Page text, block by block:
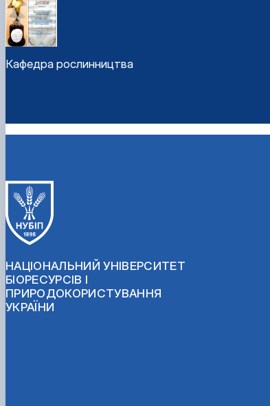
Кафедра рослинництва
НАЦІОНАЛЬНИЙ УНІВЕРСИТЕТ
БІОРЕСУРСІВ І
ПРИРОДОКОРИСТУВАННЯ
УКРАЇНИ